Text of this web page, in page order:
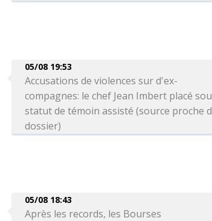
05/08 19:53
Accusations de violences sur d'ex-
compagnes: le chef Jean Imbert placé
statut de témoin assisté (source proche
dossier)
05/08 18:43
Après les records, les Bourses